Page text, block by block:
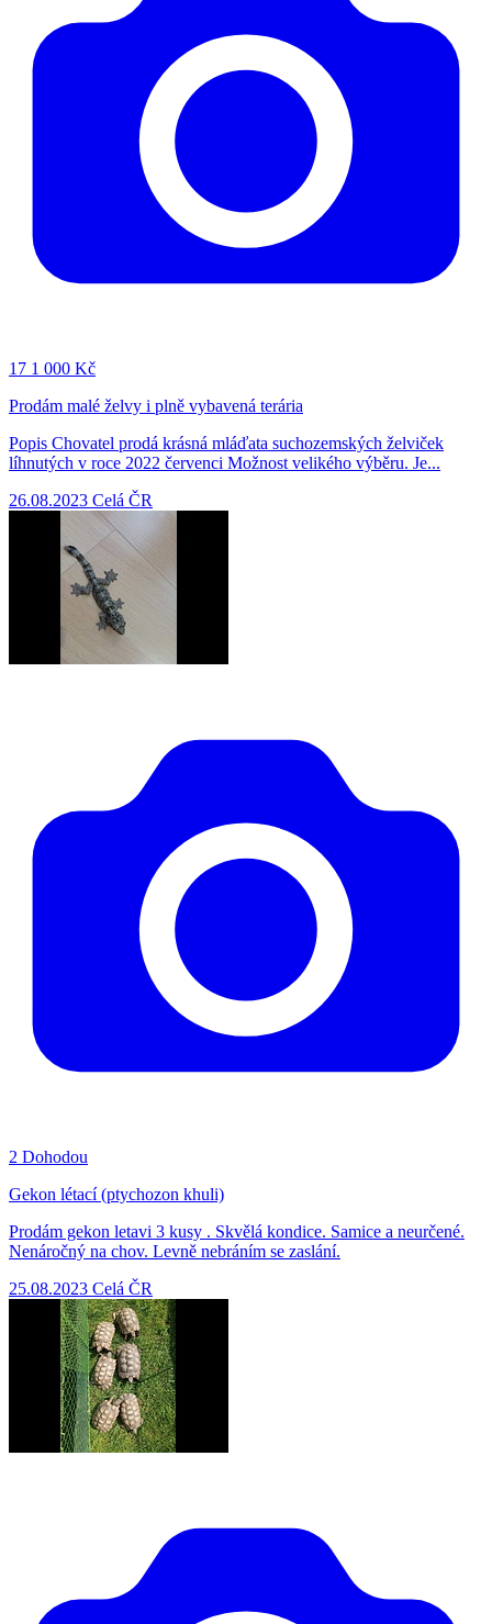
17 1 000 Kč
Prodám malé želvy i plně vybavená terária
Popis Chovatel prodá krásná mláďata suchozemských želviček
líhnutých v roce 2022 červenci Možnost velikého výběru. Je...
26.08.2023 Celá ČR
2 Dohodou
Gekon létací (ptychozon khuli)
Prodám gekon letavi 3 kusy . Skvělá kondice. Samice a neurčené.
Nenáročný na chov. Levně nebráním se zaslání.
25.08.2023 Celá ČR